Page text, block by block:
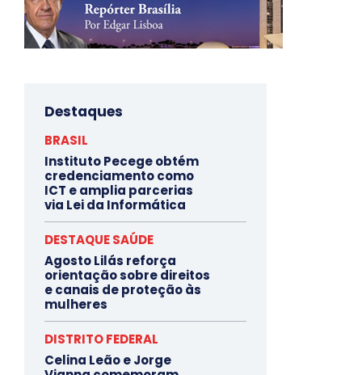
Destaques
BRASIL
Instituto Pecege obtém
credenciamento como
ICT e amplia parcerias
via Lei da Informática
DESTAQUE SAÚDE
Agosto Lilás reforça
orientação sobre direitos
e canais de proteção às
mulheres
DISTRITO FEDERAL
Celina Leão e Jorge